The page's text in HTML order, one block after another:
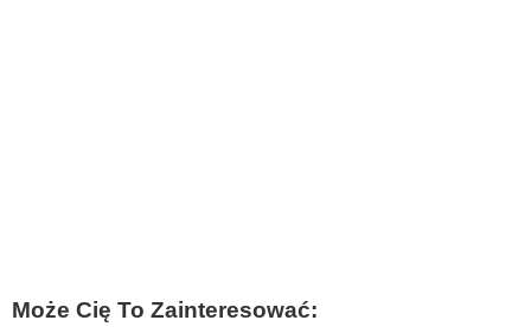
Może Cię To Zainteresować: